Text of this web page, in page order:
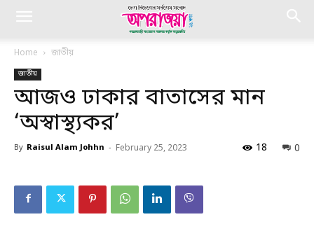
Home জাতীয়
জাতীয়
আজও ঢাকার বাতাসের মান
‘অস্বাস্থ্যকর’
By Raisul Alam Johhn - February 25, 2023 0
18